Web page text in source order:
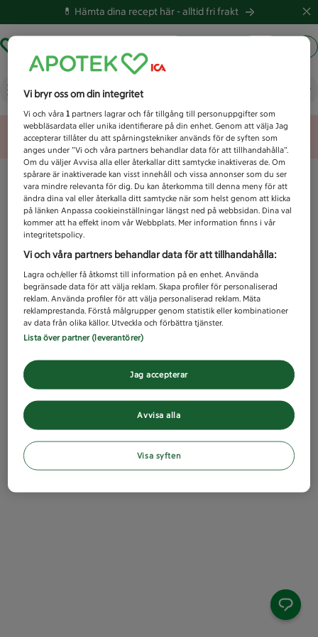
💊 Hämta dina recept här -alltid fri frakt
Vad letar du efter idag?
Unknown error
Vi bryr oss om din integritet
Vi och våra1 partners lagrar och får tillgång till personuppgifter som
webbläsardata eller unika identifierare på din enhet. Genom att välja Jag
accepterar tillåter du att spårningstekniker används för de syften som
anges under ”Vi och våra partners behandlar data för att tillhandahålla”.
Om du väljer Avvisa alla eller återkallar ditt samtycke inaktiveras de. Om
spårare är inaktiverade kan visst innehåll och vissa annonser som du ser
vara mindre relevanta för dig. Du kan återkomma till denna meny för att
ändra dina val eller återkalla ditt samtycke när som helst genom att klicka
på länken Anpassa cookieinställningar längst ned på webbsidan. Dina val
kommer att ha effekt inom vår Webbplats. Mer information finns i vår
integritetspolicy.
Vi och våra partners behandlar data för att tillhandahålla:
Lagra och/eller få åtkomst till information på en enhet. Använda
begränsade data för att välja reklam. Skapa profiler för personaliserad
reklam. Använda profiler för att välja personaliserad reklam. Mäta
reklamprestanda. Förstå målgrupper genom statistik eller kombinationer
av data från olika källor. Utveckla och förbättra tjänster.
Lista över partner (leverantörer)
Avvisa alla
Jag accepterar
Visa syften